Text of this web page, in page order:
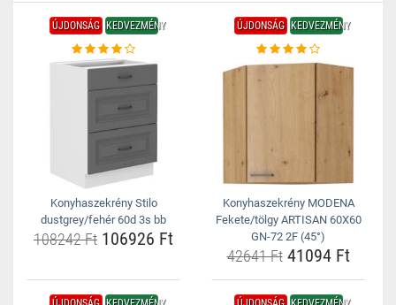
ÚJDONSÁG KEDVEZMÉNY
Konyhaszekrény Stilo
dustgrey/fehér 60d 3s bb
108242 Ft 106926 Ft
ÚJDONSÁG KEDVEZMÉNY
Konyhaszekrény MODENA
Fekete/tölgy ARTISAN 60X60
GN-72 2F (45°)
42641 Ft41094 Ft